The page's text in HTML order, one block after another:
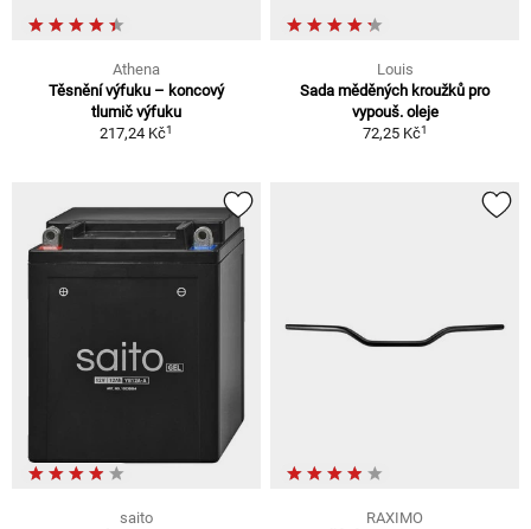
Athena
Těsnění výfuku – koncový
tlumič výfuku
217,24 Kč1
Louis
Sada měděných kroužků pro
vypouš. oleje
72,25 Kč1
saito
RAXIMO